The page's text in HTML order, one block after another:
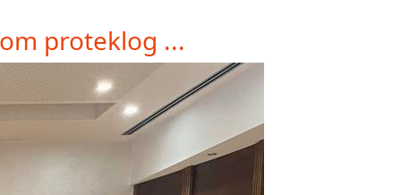
proteklog ...